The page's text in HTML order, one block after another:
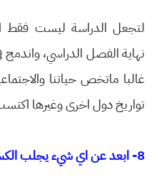
لتجعل الدراسة ليست فقط
نهاية الفصل الدراسي، واندمج
غالبا ماتخص حياتنا
تواريخ دول اخرى وغيرها اكتسب
8- ابعد عن اي شيء يجلب الكسل والنحول